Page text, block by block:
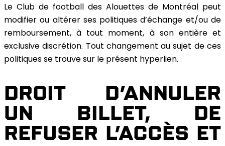
Le Club de football des Alouettes de Montréal peut
modifier ou altérer ses politiques d’échange et/ou de
remboursement, à tout moment, à son entière et
exclusive discrétion. Tout changement au sujet de ces
politiques se trouve sur le présent hyperlien.
DROIT D’ANNULER
UN BILLET, DE
REFUSER L’ACCÈS ET